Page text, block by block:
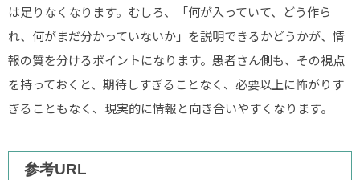
は足りなくなります。むしろ、「何が入っていて、どう作ら
れ、何がまだ分かっていないか」を説明できるかどうかが、情
報の質を分けるポイントになります。患者さん側も、その視点
を持っておくと、期待しすぎることなく、必要以上に怖がりす
ぎることもなく、現実的に情報と向き合いやすくなります。
参考URL